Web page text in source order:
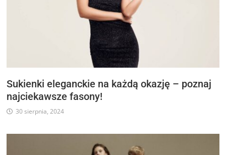
Sukienki eleganckie na każdą okazję – poznaj
najciekawsze fasony!
30 sierpnia, 2024